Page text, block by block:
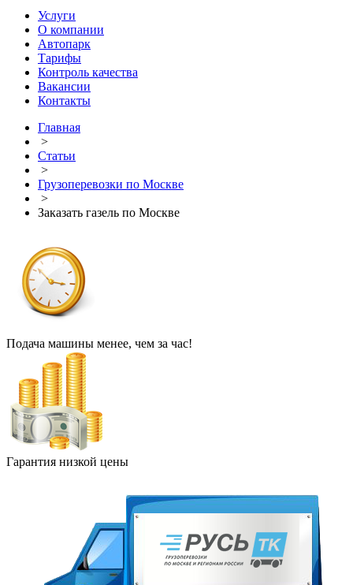
Услуги
О компании
Автопарк
Тарифы
Контроль качества
Вакансии
Контакты
Главная
>
Статьи
>
Грузоперевозки по Москве
>
Заказать газель по Москве
Подача машины менее, чем за час!
Гарантия низкой цены